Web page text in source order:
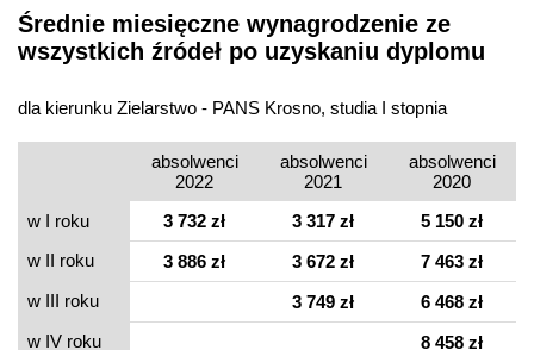
Średnie miesięczne wynagrodzenie ze
wszystkich źródeł po uzyskaniu dyplomu
dla kierunku Zielarstwo - PANS Krosno, studia I stopnia
absolwenci
2022
absolwenci
2021
absolwenci
2020
w I roku
3 732 zł 3 317 zł
5 150 zł
w II roku
3 886 zł 3 672 zł
7 463 zł
w III roku
3 749 zł
6 468 zł
w IV roku
8 458 zł